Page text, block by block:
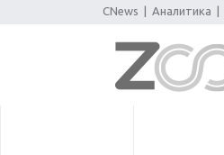
CNews Аналитика